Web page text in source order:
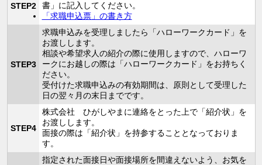
STEP2
書」に記入してください。
「求職申込票」の書き方
STEP3
求職申込みを受理しましたら「ハローワークカード」を
お渡しします。
相談や希望求人の紹介の際に使用しますので、ハローワ
ークにお越しの際は「ハローワークカード」をお持ちく
ださい。
受付けた求職申込みの有効期間は、原則として受理した
日の翌々月の末日までです。
STEP4
株式会社 ひがしやまに連絡をとった上で「紹介状」を
お渡しします。
面接の際は「紹介状」を持参することとなっておりま
す。
指定された面接日や面接場所を間違えないよう、お気を